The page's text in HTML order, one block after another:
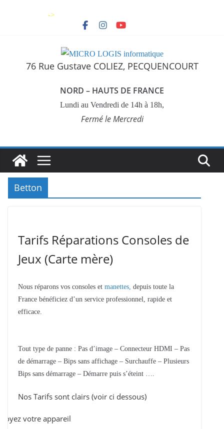
->
76 Rue Gustave COLIEZ, PECQUENCOURT
NORD – HAUTS DE FRANCE
Lundi au Vendredi de 14h à 18h,
Fermé le Mercredi
Betton
Tarifs Réparations Consoles de
Jeux (Carte mère)
Nous réparons vos consoles et manettes, depuis toute la
France bénéficiez d’un service professionnel, rapide et
efficace.
Tout type de panne : Pas d’image – Connecteur HDMI – Pas
de démarrage – Bips sans affichage – Surchauffe – Plusieurs
Bips sans démarrage – Démarre puis s’éteint ….
Nos Tarifs sont clairs (voir ci dessous)
votre appareil